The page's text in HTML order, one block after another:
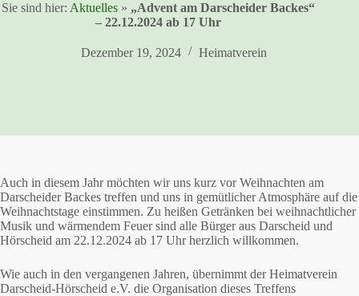
Sie sind hier: Aktuelles» „Advent am Darscheider Backes“
– 22.12.2024 ab 17 Uhr
Dezember 19, 2024 Heimatverein
Auch in diesem Jahr möchten wir uns kurz vor Weihnachten am
Darscheider Backes treffen und uns in gemütlicher Atmosphäre auf die
Weihnachtstage einstimmen. Zu heißen Getränken bei weihnachtlicher
Musik und wärmendem Feuer sind alle Bürger aus Darscheid und
Hörscheid am 22.12.2024 ab 17 Uhr herzlich willkommen.
Wie auch in den vergangenen Jahren, übernimmt der Heimatverein
Darscheid-Hörscheid e.V. die Organisation dieses Treffens